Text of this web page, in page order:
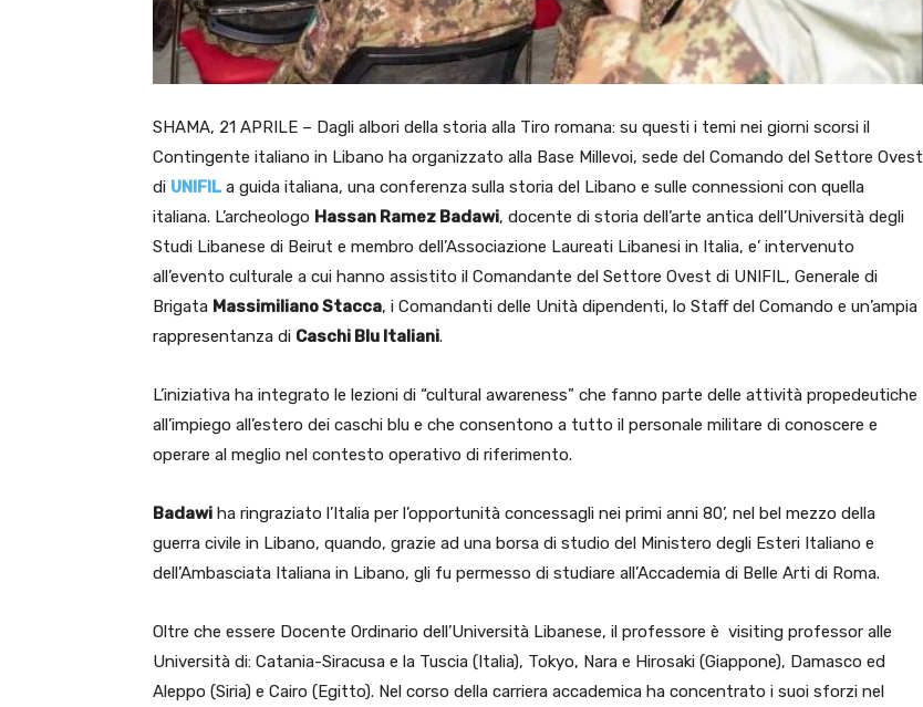
SHAMA, 21 APRILE – Dagli albori della storia alla Tiro romana: su questi i temi nei giorni scorsi il
Contingente italiano in Libano ha organizzato alla Base Millevoi, sede del Comando del Settore Ovest
di UNIFIL a guida italiana, una conferenza sulla storia del Libano e sulle connessioni con quella
italiana. L’archeologo Hassan Ramez Badawi, docente di storia dell’arte antica dell’Università degli
Studi Libanese di Beirut e membro dell’Associazione Laureati Libanesi in Italia, e’ intervenuto
all’evento culturale a cui hanno assistito il Comandante del Settore Ovest di UNIFIL, Generale di
Brigata Massimiliano Stacca, i Comandanti delle Unità dipendenti, lo Staff del Comando e un’ampia
rappresentanza di Caschi Blu Italiani.
L’iniziativa ha integrato le lezioni di “cultural awareness” che fanno parte delle attività propedeutiche
all’impiego all’estero dei caschi blu e che consentono a tutto il personale militare di conoscere e
operare al meglio nel contesto operativo di riferimento.
Badawi ha ringraziato l’Italia per l’opportunità concessagli nei primi anni 80’, nel bel mezzo della
guerra civile in Libano, quando, grazie ad una borsa di studio del Ministero degli Esteri Italiano e
dell’Ambasciata Italiana in Libano, gli fu permesso di studiare all’Accademia di Belle Arti di Roma.
Oltre che essere Docente Ordinario dell’Università Libanese, il professore è visiting professor alle
Università di: Catania-Siracusa e la Tuscia (Italia), Tokyo, Nara e Hirosaki (Giappone), Damasco ed
Aleppo (Siria) e Cairo (Egitto). Nel corso della carriera accademica ha concentrato i suoi sforzi nel